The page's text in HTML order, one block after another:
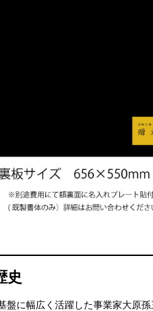
史
盤に幅広く活躍した事業家大原